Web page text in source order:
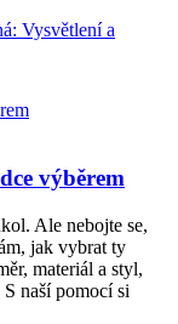
Vysvětlení a
výběrem
Ale nebojte se,
jak vybrat ty
materiál a styl,
naší pomocí si